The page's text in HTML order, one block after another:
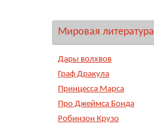
Мировая литература
Дары волхвов
Граф Дракула
Принцесса Марса
Про Джеймса Бонда
Робинзон Крузо